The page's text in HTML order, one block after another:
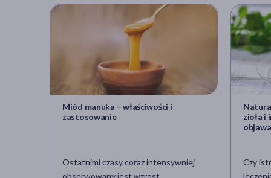
Miód manuka – właściwości i
zastosowanie
Ostatnimi czasy coraz intensywniej
zioła i
Czy